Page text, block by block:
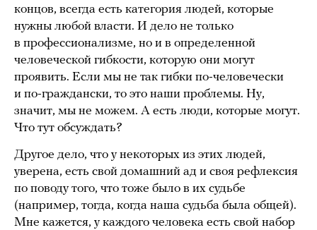
концов, всегда есть категория людей, которые
нужны любой власти. И дело не только
в профессионализме, но и в определенной
человеческой гибкости, которую они могут
проявить. Если мы не так гибки по-человечески
и по-граждански, то это наши проблемы. Ну,
значит, мы не можем. А есть люди, которые могут.
Что тут обсуждать?
Другое дело, что у некоторых из этих людей,
уверена, есть свой домашний ад и своя рефлексия
по поводу того, что тоже было в их судьбе
(например, тогда, когда наша судьба была общей).
Мне кажется, у каждого человека есть свой набор